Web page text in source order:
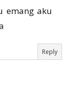
emang aku
Reply